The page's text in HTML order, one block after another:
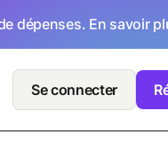
dépenses. En savoir
Se connecter